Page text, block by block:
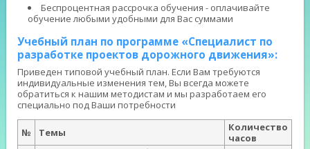
Беспроцентная рассрочка обучения - оплачивайте
обучение любыми удобными для Вас суммами
Учебный план по программе «Специалист по
разработке проектов дорожного движения»:
Приведен типовой учебный план. Если Вам требуются
индивидуальные изменения тем, Вы всегда можете
обратиться к нашим методистам и мы разработаем его
специально под Ваши потребности
№ Темы
Количество
часов